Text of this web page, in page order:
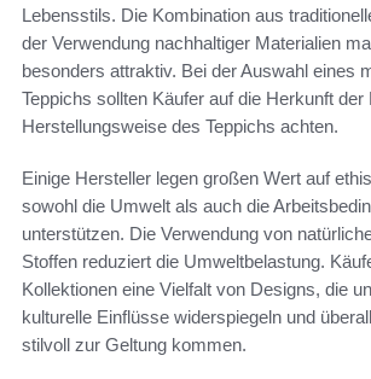
Lebensstils. Die Kombination aus
der Verwendung nachhaltiger Materialien
besonders attraktiv. Bei der Auswahl eines
Teppichs sollten Käufer auf die Herkunft der
Herstellungsweise des Teppichs achten.
Einige Hersteller legen großen Wert auf
sowohl die Umwelt als auch die
unterstützen. Die Verwendung von
Stoffen reduziert die Umweltbelastung.
Kollektionen eine Vielfalt von Designs, die
kulturelle Einflüsse widerspiegeln und
stilvoll zur Geltung kommen.